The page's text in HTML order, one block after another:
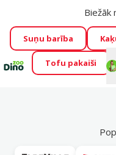
Visu mēnesi Dino Zoo
barībām! 🍖→
Fotokonkurss “GADA
būs 2027. gada
Biežāk
Suņu barība
Tofu pakaiši